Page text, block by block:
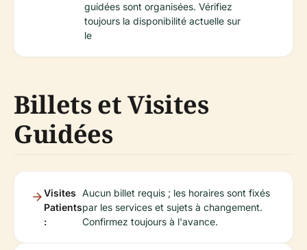
guidées sont organisées. Vérifiez
toujours la disponibilité actuelle sur
le
Billets et Visites
Guidées
Visites
Patients
:
Aucun billet requis ; les horaires sont fixés
par les services et sujets à changement.
Confirmez toujours à l'avance.